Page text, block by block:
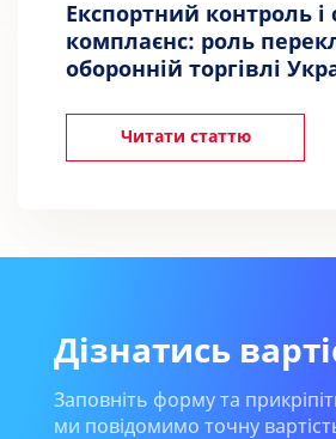
Експортний контроль і
комплаєнс: роль
оборонній торгівлі
Читати статтю
Дізнатись
Заповніть форму та
ми повідомимо точну